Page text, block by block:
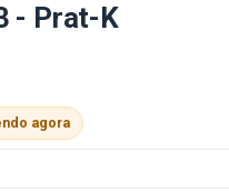
- Prat-K
agora